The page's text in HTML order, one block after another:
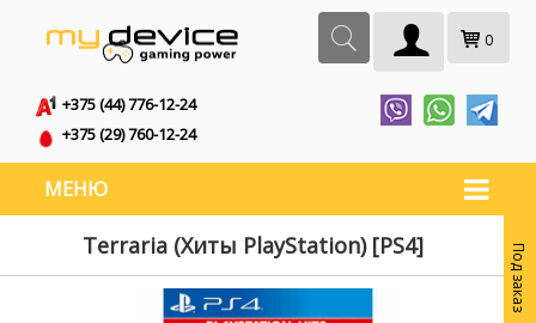
0
+375 (44) 776-12-24
+375 (29) 760-12-24
МЕНЮ
Terraria (Хиты PlayStation) [PS4] Под заказ